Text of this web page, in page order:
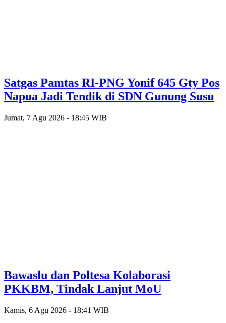
Satgas Pamtas RI-PNG Yonif 645 Gty Pos
Napua Jadi Tendik di SDN Gunung Susu
Jumat, 7 Agu 2026 - 18:45 WIB
Bawaslu dan Poltesa Kolaborasi
PKKBM, Tindak Lanjut MoU
Kamis, 6 Agu 2026 - 18:41 WIB